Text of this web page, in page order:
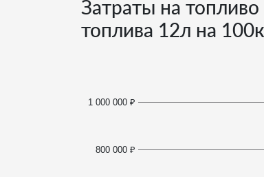
Затраты на
топлива 12л на
800 000 ₽
1 000 000 ₽